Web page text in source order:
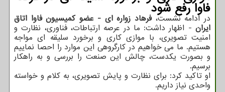
فاوا رفع شود
در ادامه نشست،فرهاد زواره ای - عضو کمیسیون فاوا اتاق
ایران - اظهار داشت: ما در عرصه ارتباطات، فناوری، نظارت و
امنیت تصویری، با موازی کاری و برخورد سلیقه ای مواجه
هستیم. ما می خواهیم در کارگروهی این موارد را احصا نماییم
و بصورت یکدست، چالش این صنعت را بررسی و به راهکار
برسیم.
او تاکید کرد: برای نظارت و پایش تصویری، به کلام و خواسته
واحدی نیاز داریم.